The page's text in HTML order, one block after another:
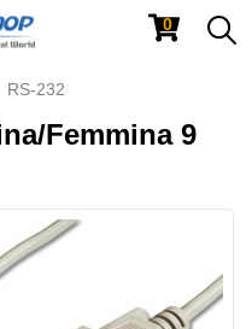
0
RS-232
Femmina 9